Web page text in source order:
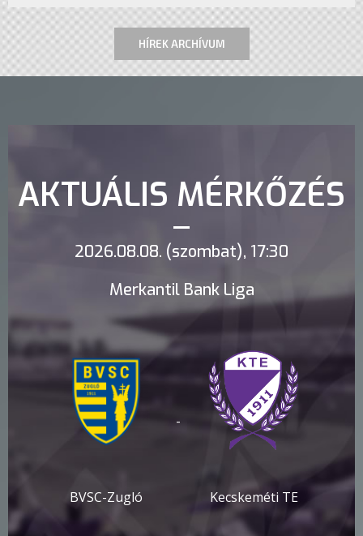
HÍREK ARCHÍVUM
AKTUÁLIS MÉRKŐZÉS
2026.08.08. (szombat), 17:30
Merkantil Bank Liga
BVSC-Zugló
-
Kecskeméti TE